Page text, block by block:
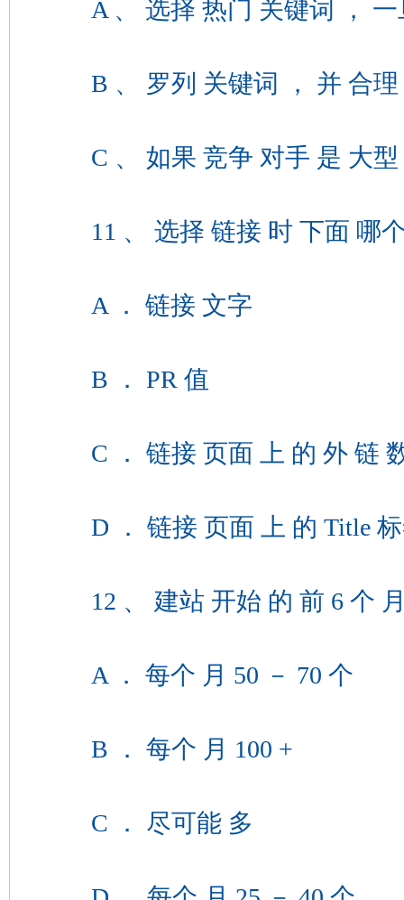
A 、 选择 热门 关键词 ， 一
B 、 罗列 关键词 ， 并 合理
C 、 如果 竞争 对手 是 大型
11 、 选择 链接 时 下面 哪个
A ． 链接 文字
B ． PR 值
C ． 链接 页面 上 的 外 链
D ． 链接 页面 上 的 Title
12 、 建站 开始 的 前 6 个 月
A ． 每个 月 50 － 70 个
B ． 每个 月 100 +
C ． 尽可能 多